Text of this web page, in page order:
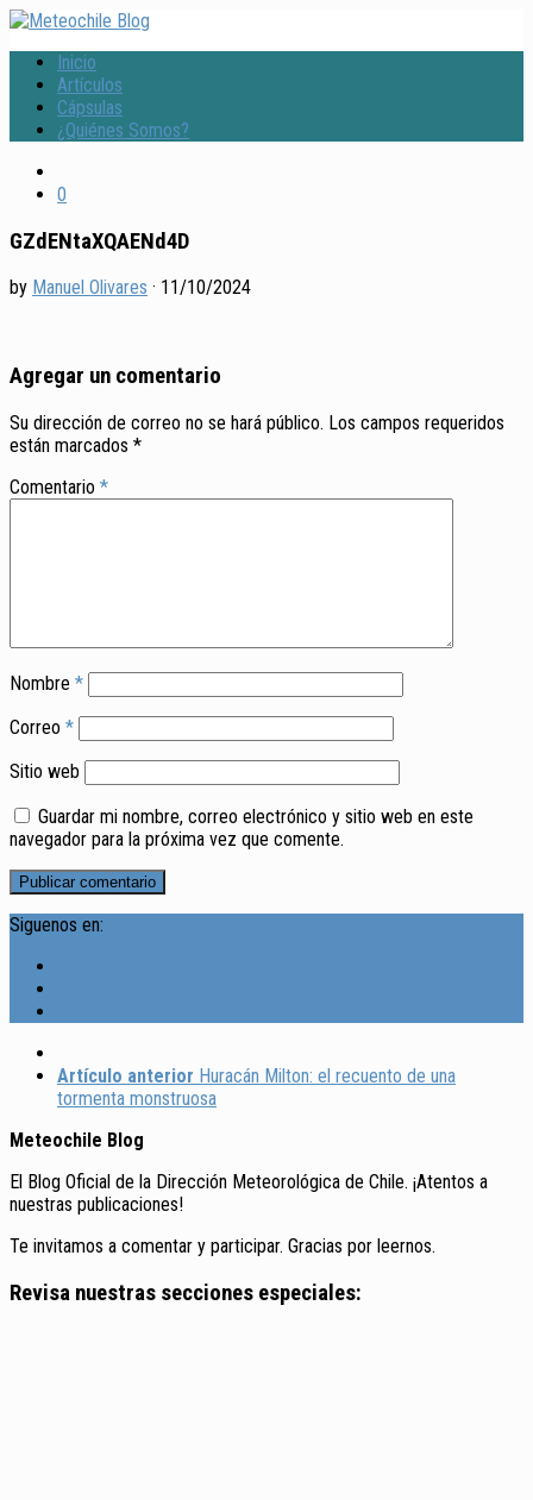
Inicio
Artículos
Cápsulas
¿Quiénes Somos?
0
GZdENtaXQAENd4D
by Manuel Olivares · 11/10/2024
Agregar un comentario
Su dirección de correo no se hará público. Los campos requeridos
están marcados *
Comentario *
Nombre *
Correo *
Sitio web
Guardar mi nombre, correo electrónico y sitio web en este
navegador para la próxima vez que comente.
Siguenos en:
Artículo anterior Huracán Milton: el recuento de una
tormenta monstruosa
Meteochile Blog
El Blog Oficial de la Dirección Meteorológica de Chile. ¡Atentos a
nuestras publicaciones!
Te invitamos a comentar y participar. Gracias por leernos.
Revisa nuestras secciones especiales: